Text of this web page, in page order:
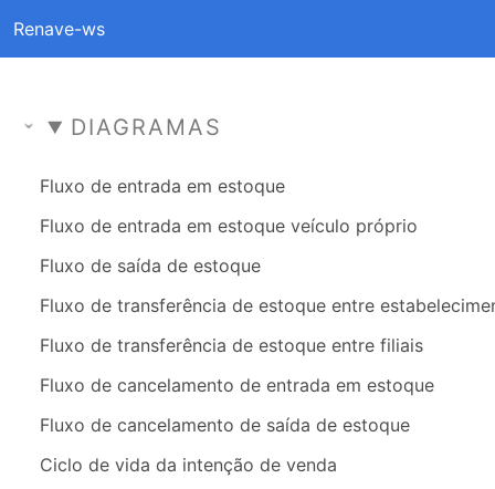
Renave-ws
DIAGRAMAS
Fluxo de entrada em estoque
Fluxo de entrada em estoque veículo próprio
Fluxo de saída de estoque
Fluxo de transferência de estoque entre
Fluxo de transferência de estoque entre filiais
Fluxo de cancelamento de entrada em estoque
Fluxo de cancelamento de saída de estoque
Ciclo de vida da intenção de venda